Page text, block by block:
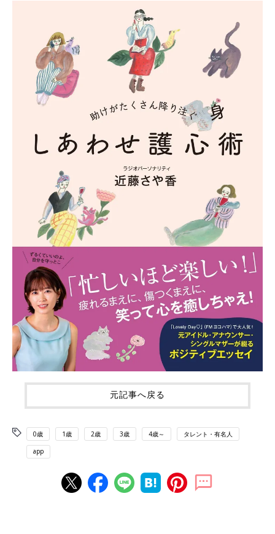
元記事へ戻る
0歳 1歳 2歳 3歳 4歳～ タレント・有名人
app